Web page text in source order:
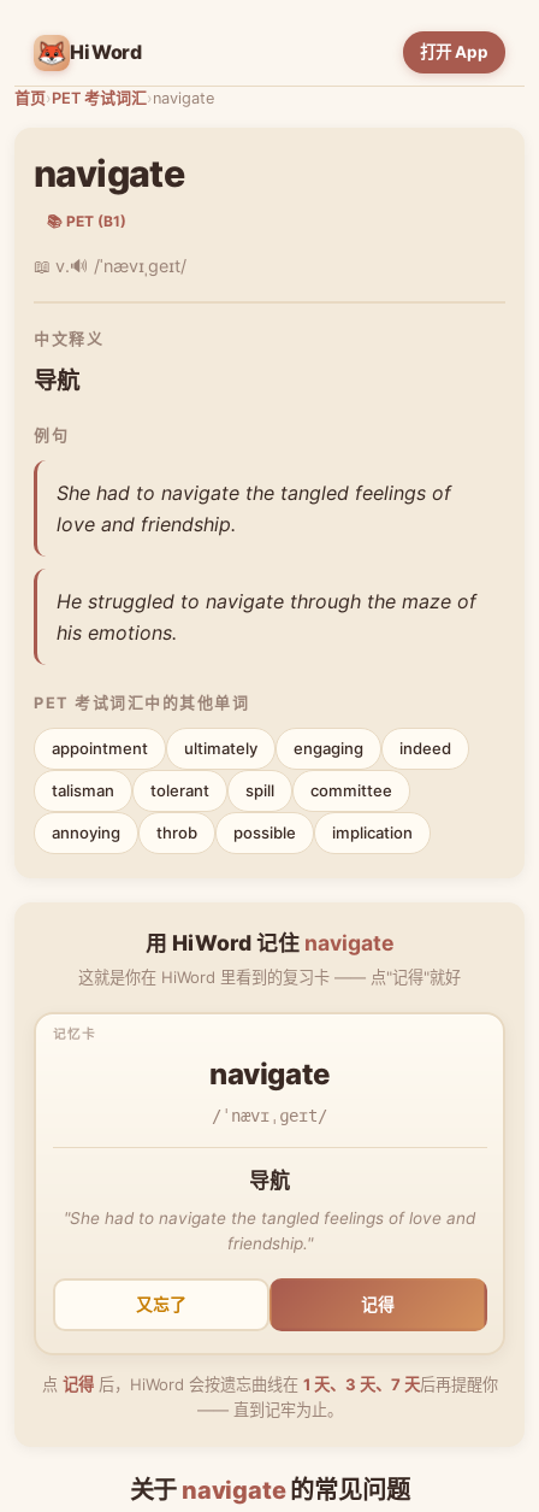
HiWord 打开 App
首页›PET 考试词汇›navigate
navigate
📚 PET (B1)
📖 v.🔊 /ˈnævɪˌɡeɪt/
中文释义
导航
例句
She had to navigate the tangled feelings of
love and friendship.
He struggled to navigate through the maze of
his emotions.
PET 考试词汇中的其他单词
appointment ultimately engaging indeed
talisman tolerant spill committee
annoying throb possible implication
用 HiWord 记住 navigate
这就是你在 HiWord 里看到的复习卡 —— 点"记得"就好
navigate
/ˈnævɪˌɡeɪt/
导航
"She had to navigate the tangled feelings of love and
friendship."
又忘了 记得
点 记得后，HiWord 会按遗忘曲线在 1 天、3 天、7 天后再提醒你
—— 直到记牢为止。
关于 navigate的常见问题